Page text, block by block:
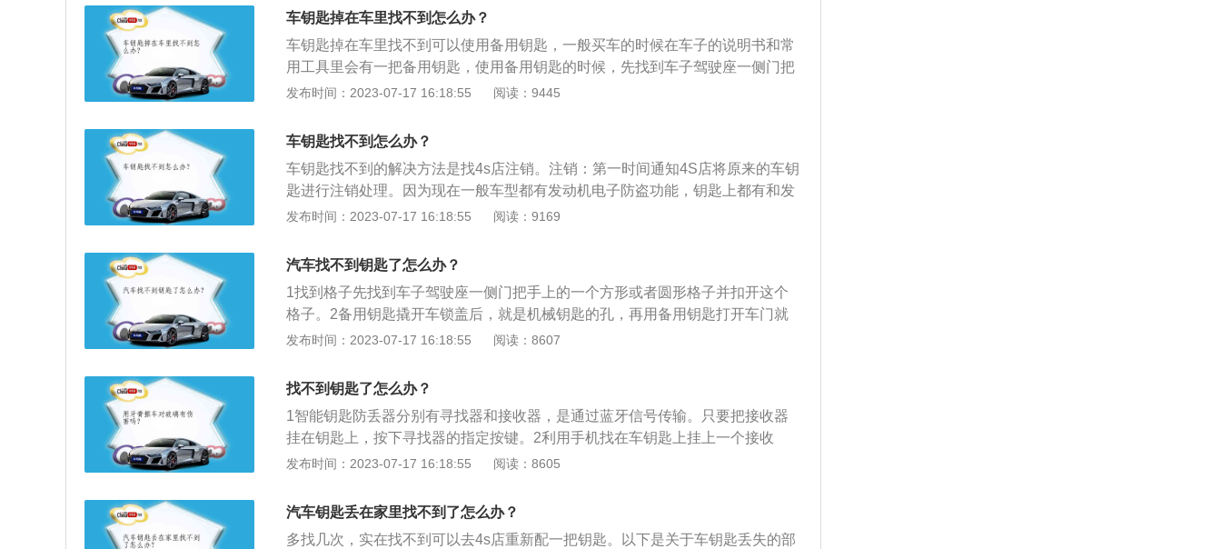
不小心把车钥匙忘在车内，车辆又已经自动落锁。这时车主就可以通过拨打客服
电话，在核实车辆的准确信息后，将车辆进行解锁，打开车门。找开锁公司：车
主一定要记住验证配钥匙公司是否有相关资质，是否在公安部门备案和有接受培
训的证书，并要求从业人员出示上岗证，以证明其具有从业资质。
车钥匙掉在车里找不到怎么办？
车钥匙掉在车里找不到可以使用备用钥匙，一般买车的时候在车子的说明书和常
用工具里会有一把备用钥匙，使用备用钥匙的时候，先找到车子驾驶座一侧门把
手上的一个方形或者圆形格子并扣开这个格子。撬开车锁盖后，就是机械钥匙的
车云钥匙系统，这套系统可以在不破坏汽车系统情况下，通过手机遥控开锁，但
也有弊端，要是车辆所在地区的信号不好或者有干扰这套设备也不能起作用。
发布时间：2023-07-17 16:18:55 阅读：9445
车钥匙找不到怎么办？
车钥匙找不到的解决方法是找4s店注销。注销：第一时间通知4S店将原来的车钥
匙进行注销处理。因为现在一般车型都有发动机电子防盗功能，钥匙上都有和发
动机配对的芯片，注销之后原钥匙就没法再启动发动机。不过也要注意，车钥匙
的风险。开锁：如果只是钥匙遗失，车辆的行驶证、驾驶证等都在身边，可以尝
试找开锁公司来打开车门，一般只要能够证明这辆车是车就没有问题。在没有备
用钥匙的情况下，这是开车门最快的方法，只是要花一些开锁的费用。
发布时间：2023-07-17 16:18:55 阅读：9169
汽车找不到钥匙了怎么办？
1找到格子先找到车子驾驶座一侧门把手上的一个方形或者圆形格子并扣开这个
格子。2备用钥匙撬开车锁盖后，就是机械钥匙的孔，再用备用钥匙打开车门就
可以。
发布时间：2023-07-17 16:18:55 阅读：8607
找不到钥匙了怎么办？
1智能钥匙防丢器分别有寻找器和接收器，是通过蓝牙信号传输。只要把接收器
挂在钥匙上，按下寻找器的指定按键。2利用手机找在车钥匙上挂上一个接收
器，然后和手机连接，通过指定的应用来寻找钥匙。
发布时间：2023-07-17 16:18:55 阅读：8605
汽车钥匙丢在家里找不到了怎么办？
多找几次，实在找不到可以去4s店重新配一把钥匙。以下是关于车钥匙丢失的部